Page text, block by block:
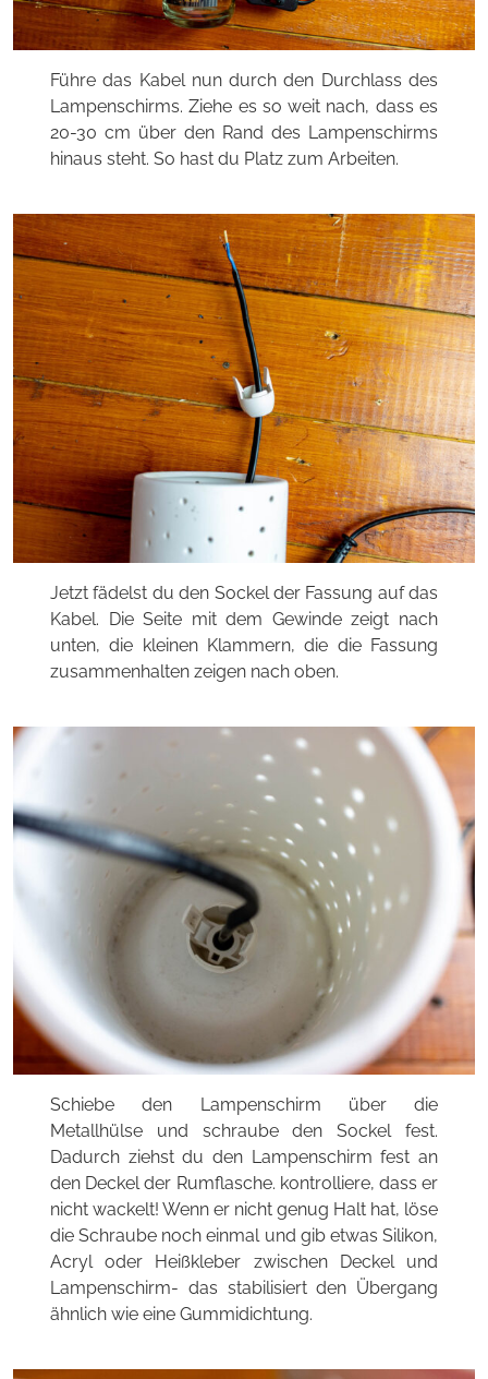
Führe das Kabel nun durch den Durchlass des
Lampenschirms. Ziehe es so weit nach, dass es
20-30 cm über den Rand des Lampenschirms
hinaus steht. So hast du Platz zum Arbeiten.
Jetzt fädelst du den Sockel der Fassung auf das
Kabel. Die Seite mit dem Gewinde zeigt nach
unten, die kleinen Klammern, die die Fassung
zusammenhalten zeigen nach oben.
Schiebe den Lampenschirm über die
Metallhülse und schraube den Sockel fest.
Dadurch ziehst du den Lampenschirm fest an
den Deckel der Rumflasche. kontrolliere, dass er
nicht wackelt! Wenn er nicht genug Halt hat, löse
die Schraube noch einmal und gib etwas Silikon,
Acryl oder Heißkleber zwischen Deckel und
Lampenschirm- das stabilisiert den Übergang
ähnlich wie eine Gummidichtung.